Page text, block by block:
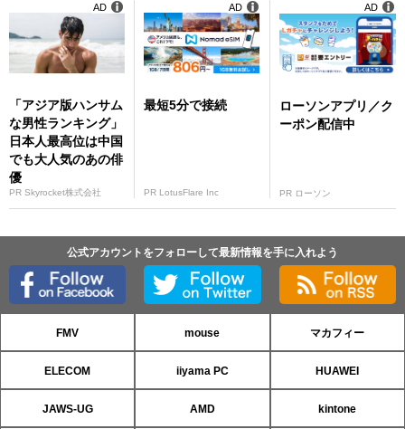
「アジア版ハンサム
な男性ランキング」
日本人最高位は中国
でも大人気のあの俳
優
PR Skyrocket株式会社
AD
最短5分で接続
PR LotusFlare Inc
AD
ローソンアプリ／ク
ーポン配信中
PR ローソン
AD
公式アカウントをフォローして最新情報を手に入れよう
FMV mouse マカフィー
ELECOM iiyama PC HUAWEI
JAWS-UG AMD kintone